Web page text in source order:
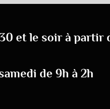
et le soir à
de 9h à 2h